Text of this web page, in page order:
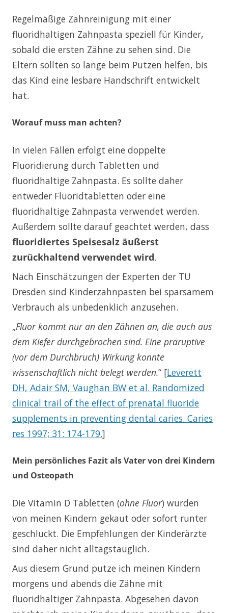
Regelmäßige Zahnreinigung mit einer
fluoridhaltigen Zahnpasta speziell für Kinder,
sobald die ersten Zähne zu sehen sind. Die
Eltern sollten so lange beim Putzen helfen, bis
das Kind eine lesbare Handschrift entwickelt
hat.
Worauf muss man achten?
In vielen Fällen erfolgt eine doppelte
Fluoridierung durch Tabletten und
fluoridhaltige Zahnpasta. Es sollte daher
entweder Fluoridtabletten oder eine
fluoridhaltige Zahnpasta verwendet werden.
Außerdem sollte darauf geachtet werden, dass
fluoridiertes Speisesalz äußerst
zurückhaltend verwendet wird.
Nach Einschätzungen der Experten der TU
Dresden sind Kinderzahnpasten bei sparsamem
Verbrauch als unbedenklich anzusehen.
„Fluor kommt nur an den Zähnen an, die auch aus
dem Kiefer durchgebrochen sind. Eine präruptive
(vor dem Durchbruch) Wirkung konnte
wissenschaftlich nicht belegt werden.“ [Leverett
DH, Adair SM, Vaughan BW et al. Randomized
clinical trail of the effect of prenatal fluoride
supplements in preventing dental caries. Caries
res 1997; 31: 174-179.]
Mein persönliches Fazit als Vater von drei Kindern
und Osteopath
Die Vitamin D Tabletten (ohne Fluor) wurden
von meinen Kindern gekaut oder sofort runter
geschluckt. Die Empfehlungen der Kinderärzte
sind daher nicht alltagstauglich.
Aus diesem Grund putze ich meinen Kindern
morgens und abends die Zähne mit
fluoridhaltiger Zahnpasta. Abgesehen davon